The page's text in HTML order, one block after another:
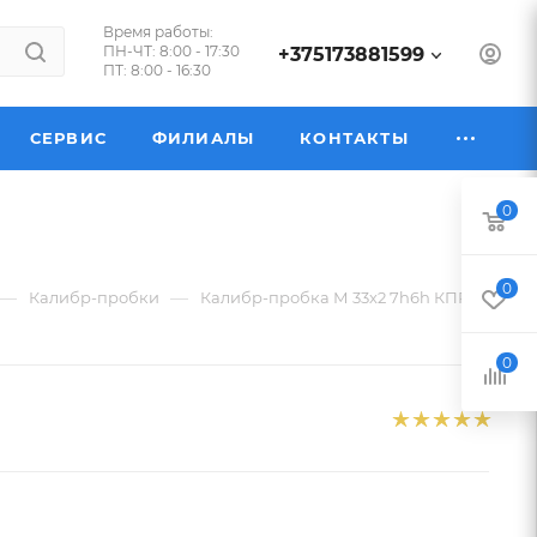
Время работы:
ПН-ЧТ: 8:00 - 17:30
ПТ: 8:00 - 16:30
+375173881599
СЕРВИС ФИЛИАЛЫ КОНТАКТЫ
— Калибр-пробки — Калибр-пробка М 33х2 7h6h КПР-ПР
0
0
0